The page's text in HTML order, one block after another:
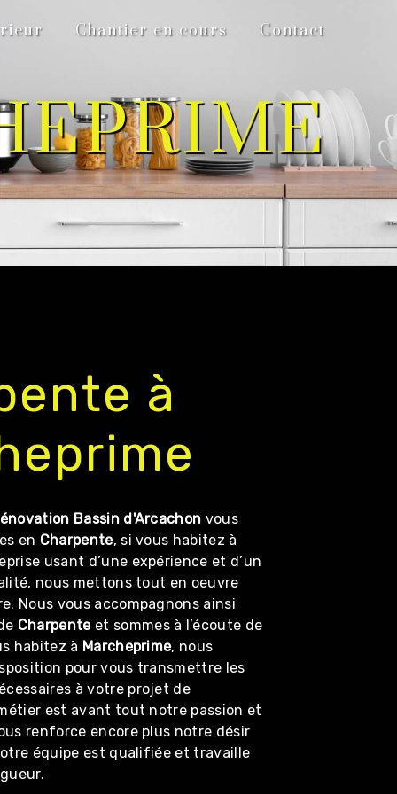
Chantier en cours Contact
à
Bassin d'Arcachon vous
en Charpente, si vous habitez à
usant d’une expérience et d’un
nous mettons tout en oeuvre
Nous vous accompagnons ainsi
Charpenteet sommes à l’écoute de
habitez à Marcheprime, nous
pour vous transmettre les
à votre projet de
est avant tout notre passion et
renforce encore plus notre désir
équipe est qualifiée et travaille